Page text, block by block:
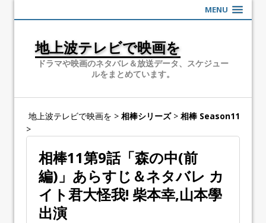
MENU
地上波テレビで映画を
ドラマや映画のネタバレ＆放送データ、スケジュー
ルをまとめています。
地上波テレビで映画を > 相棒シリーズ > 相棒 Season11
>
相棒11第9話「森の中(前
編)」あらすじ＆ネタバレ カ
イト君大怪我! 柴本幸,山本學
出演